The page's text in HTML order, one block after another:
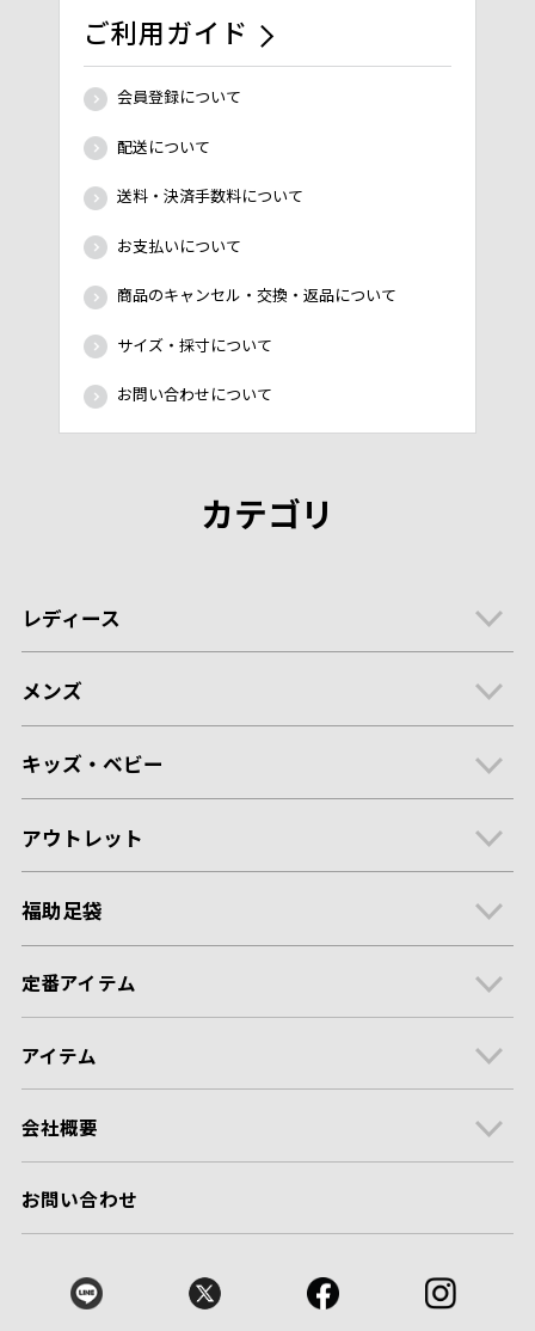
ご利用ガイド
会員登録について
配送について
送料・決済手数料について
お支払いについて
商品のキャンセル・交換・返品について
サイズ・採寸について
お問い合わせについて
カテゴリ
レディース
メンズ
キッズ・ベビー
アウトレット
福助足袋
定番アイテム
アイテム
会社概要
お問い合わせ